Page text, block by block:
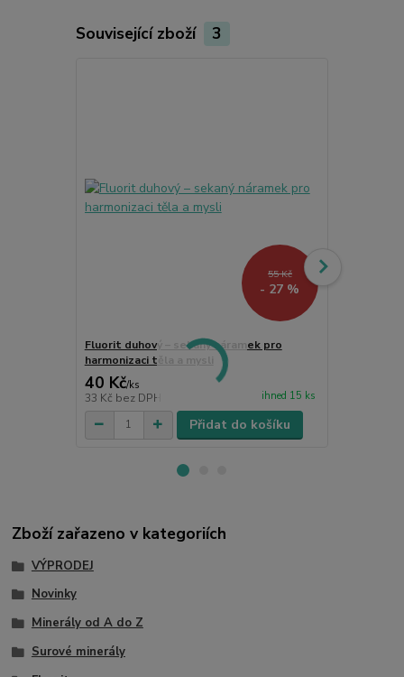
Související zboží 3
55 Kč
- 27 %
Fluorit duhový – sekaný náramek pro
harmonizaci těla a mysli
40 Kč/ks
33 Kč bez DPH ihned 15 ks
Přidat do košíku
Zboží zařazeno v kategoriích
VÝPRODEJ
Novinky
Minerály od A do Z
Surové minerály